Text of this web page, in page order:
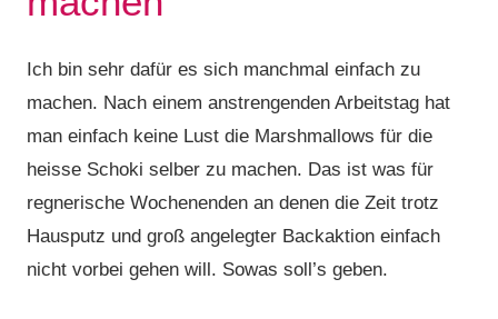
Ich bin sehr dafür es sich manchmal einfach zu
machen. Nach einem anstrengenden Arbeitstag hat
man einfach keine Lust die Marshmallows für die
heisse Schoki selber zu machen. Das ist was für
regnerische Wochenenden an denen die Zeit trotz
Hausputz und groß angelegter Backaktion einfach
nicht vorbei gehen will. Sowas soll’s geben.